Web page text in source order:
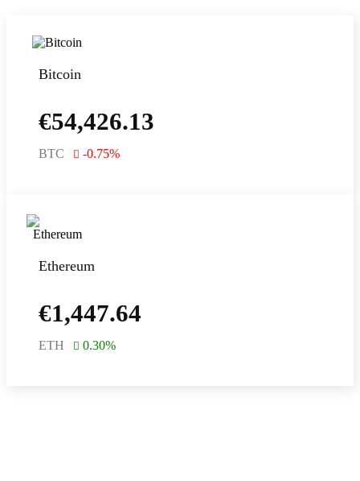
Bitcoin
€54,426.13
BTC -0.75%
Ethereum
€1,447.64
ETH 0.30%